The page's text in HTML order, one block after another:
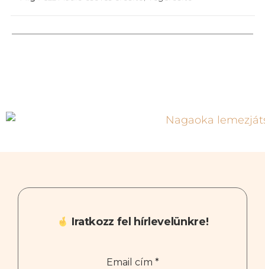
Iratkozz fel hírlevelünkre!
Email cím *